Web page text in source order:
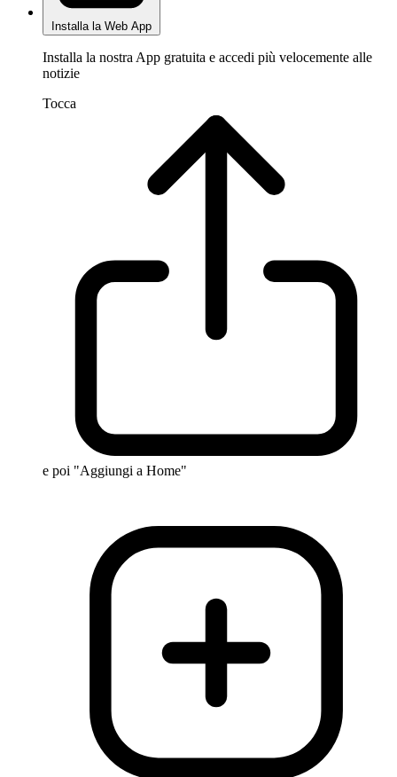
Installa la Web App
Installa la nostra App gratuita e accedi più velocemente alle
notizie
Tocca
e poi "Aggiungi a Home"